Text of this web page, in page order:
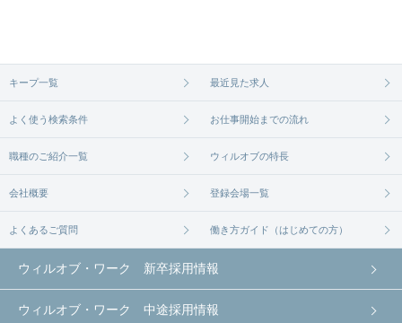
無料相談の登録はコチラから
キープ一覧 最近見た求人
よく使う検索条件 お仕事開始までの流れ
職種のご紹介一覧 ウィルオブの特長
会社概要 登録会場一覧
よくあるご質問 働き方ガイド（はじめての方）
ウィルオブ・ワーク 新卒採用情報
ウィルオブ・ワーク 中途採用情報